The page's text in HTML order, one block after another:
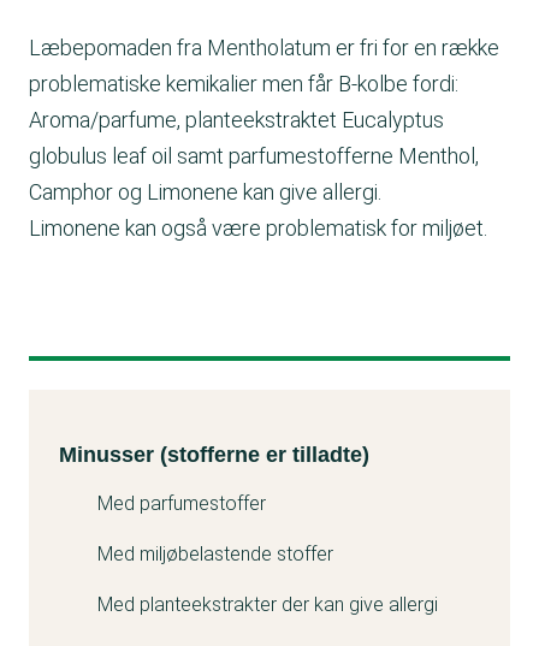
Læbepomaden fra Mentholatum er fri for en række
problematiske kemikalier men får B-kolbe fordi:
Aroma/parfume, planteekstraktet Eucalyptus
globulus leaf oil samt parfumestofferne Menthol,
Camphor og Limonene kan give allergi.
Limonene kan også være problematisk for miljøet.
Minusser (stofferne er tilladte)
Med parfumestoffer
Med miljøbelastende stoffer
Med planteekstrakter der kan give allergi